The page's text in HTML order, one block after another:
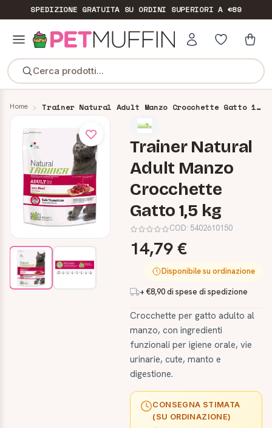
SPEDIZIONE GRATUITASU ORDINI SUPERIORI A €89
Cerca prodotti...
Home Trainer Natural Adult Manzo Crocchette Gatto 1,5 kg
Trainer Natural
Adult Manzo
Crocchette
Gatto 1,5 kg
COD: 5402610150
14,79 €
Disponibile su ordinazione
+ €8,90 di spese di spedizione
Crocchette per gatto adulto al
manzo, con ingredienti
funzionali per igiene orale, vie
urinarie, cute, manto e
digestione.
CONSEGNA STIMATA
(SU ORDINAZIONE)